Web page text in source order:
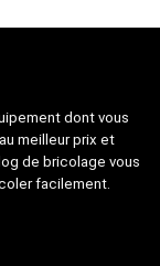
dont vous
meilleur prix et
de bricolage vous
facilement.